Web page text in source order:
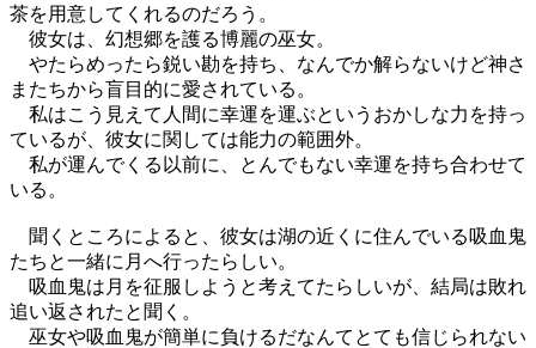
茶を用意してくれるのだろう。
彼女は、幻想郷を護る博麗の巫女。
やたらめったら鋭い勘を持ち、なんでか解らないけど神さ
またちから盲目的に愛されている。
私はこう見えて人間に幸運を運ぶというおかしな力を持っ
ているが、彼女に関しては能力の範囲外。
私が運んでくる以前に、とんでもない幸運を持ち合わせて
いる。
聞くところによると、彼女は湖の近くに住んでいる吸血鬼
たちと一緒に月へ行ったらしい。
吸血鬼は月を征服しようと考えてたらしいが、結局は敗れ
追い返されたと聞く。
巫女や吸血鬼が簡単に負けるだなんてとても信じられない